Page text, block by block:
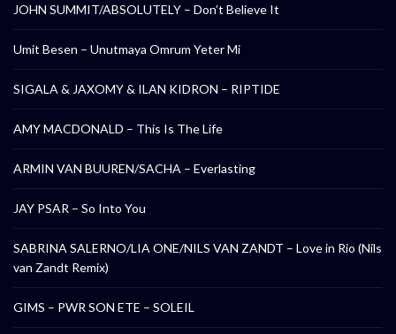
JOHN SUMMIT/ABSOLUTELY – Don’t Believe It
Umit Besen – Unutmaya Omrum Yeter Mi
SIGALA & JAXOMY & ILAN KIDRON – RIPTIDE
AMY MACDONALD – This Is The Life
ARMIN VAN BUUREN/SACHA – Everlasting
JAY PSAR – So Into You
SABRINA SALERNO/LIA ONE/NILS VAN ZANDT – Love in Rio (Nils
van Zandt Remix)
GIMS – PWR SON ETE – SOLEIL